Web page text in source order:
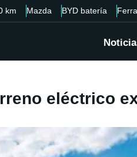
km Mazda BYD batería
eléctrico